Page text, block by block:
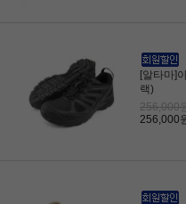
[알타마]
랙)
256,000
256,000